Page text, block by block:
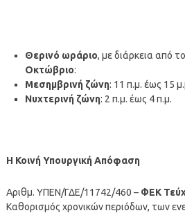
Θερινό ωράριο, με διάρκεια από
Οκτώβριο:
Μεσημβρινή ζώνη: 11 π.μ. έως 15
Νυχτερινή ζώνη: 2 π.μ. έως 4 π.μ.
Η Κοινή Υπουργική Απόφαση
Αριθμ. ΥΠΕΝ/ΓΔΕ/11742/460 – ΦΕΚ
Καθορισμός χρονικών περιόδων, των